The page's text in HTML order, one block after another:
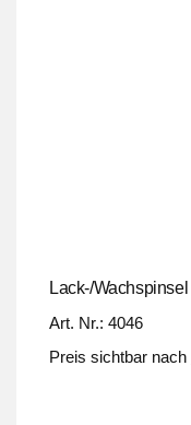
Lack-/Wachspinsel
Art. Nr.: 4046
Preis sichtbar nach